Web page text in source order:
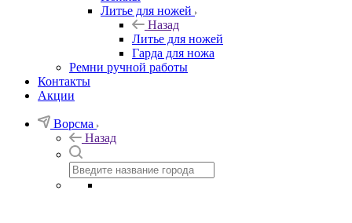
Литье для ножей
Назад
Литье для ножей
Гарда для ножа
Ремни ручной работы
Контакты
Акции
Ворсма
Назад